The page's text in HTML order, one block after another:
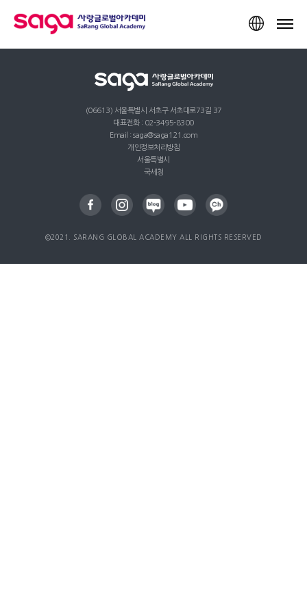
TOP
(06613) 서울특별시 서초구 서초대로73길 37
대표전화 : 02-3495-8300
Email : saga@saga121.com
개인정보처리방침
서울특별시
국세청
©2021. SARANG GLOBAL ACADEMY ALL RIGHTS RESERVED